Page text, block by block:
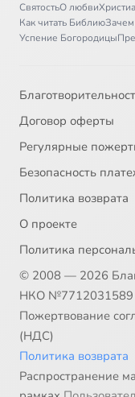
СвятостьО любви
Как читать Библию
Успение Богородицы
Договор оферты
Регулярные
Безопасность
Политика возврата
О проекте
Политика
© 2008 — 2026
НКО №7712031589
Пожертвование
(НДС)
Политика возврата
Распространение